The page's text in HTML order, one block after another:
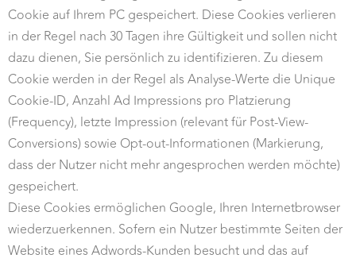
Cookie auf Ihrem PC gespeichert. Diese Cookies verlieren
in der Regel nach 30 Tagen ihre Gültigkeit und sollen nicht
dazu dienen, Sie persönlich zu identifizieren. Zu diesem
Cookie werden in der Regel als Analyse-Werte die Unique
Cookie-ID, Anzahl Ad Impressions pro Platzierung
(Frequency), letzte Impression (relevant für Post-View-
Conversions) sowie Opt-out-Informationen (Markierung,
dass der Nutzer nicht mehr angesprochen werden möchte)
gespeichert.
Diese Cookies ermöglichen Google, Ihren Internetbrowser
wiederzuerkennen. Sofern ein Nutzer bestimmte Seiten der
Website eines Adwords-Kunden besucht und das auf